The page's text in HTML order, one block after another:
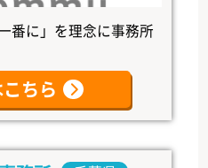
番に」を理念に事務所
ちら